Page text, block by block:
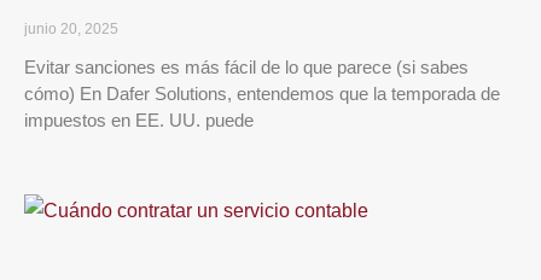
junio 20, 2025
Evitar sanciones es más fácil de lo que parece (si sabes
cómo) En Dafer Solutions, entendemos que la temporada de
impuestos en EE. UU. puede